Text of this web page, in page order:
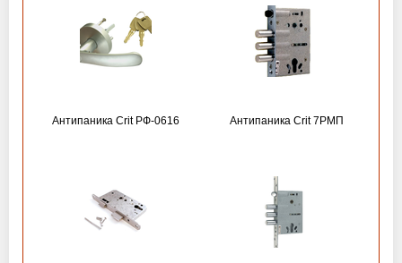
Антипаника Crit РФ-0616 Антипаника Crit 7РМП